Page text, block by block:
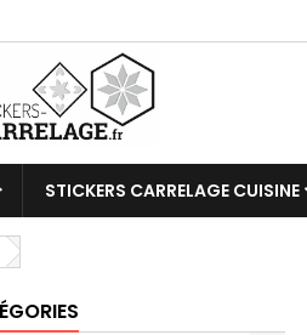
STICKERS CARRELAGE CUISINE